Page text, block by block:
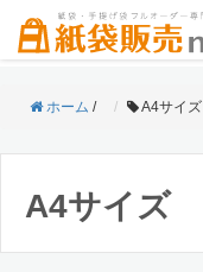
ホーム / A4サイズ
A4サイズ